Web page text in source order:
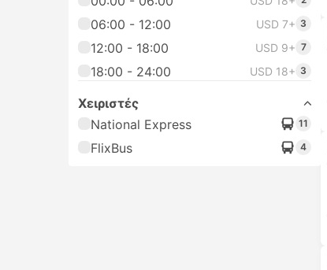
06:00 - 12:00 USD 7+ 3
12:00 - 18:00 USD 9+ 7
18:00 - 24:00 USD 18+ 3
Χειριστές
National Express
11
FlixBus 4